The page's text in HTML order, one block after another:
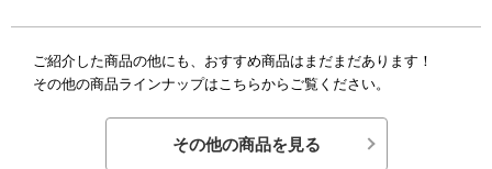
ご紹介した商品の他にも、おすすめ商品はまだまだあります！
その他の商品ラインナップはこちらからご覧ください。
その他の商品を見る